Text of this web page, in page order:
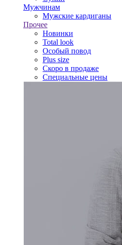
Мужчинам
Мужские кардиганы
Прочее
Новинки
Total look
Особый повод
Plus size
Скоро в продаже
Специальные цены